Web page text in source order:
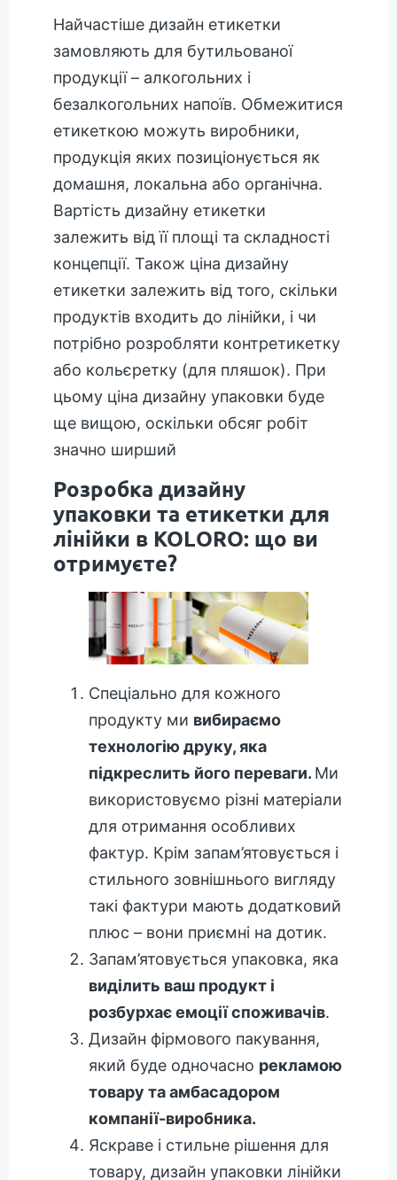
Найчастіше дизайн етикетки
замовляють для бутильованої
продукції – алкогольних і
безалкогольних напоїв. Обмежитися
етикеткою можуть виробники,
продукція яких позиціонується як
домашня, локальна або органічна.
Вартість дизайну етикетки
залежить від її площі та складності
концепції. Також ціна дизайну
етикетки залежить від того, скільки
продуктів входить до лінійки, і чи
потрібно розробляти контретикетку
або кольєретку (для пляшок). При
цьому ціна дизайну упаковки буде
ще вищою, оскільки обсяг робіт
значно ширший
Розробка дизайну
упаковки та етикетки для
лінійки в KOLORO: що ви
отримуєте?
Спеціально для кожного
продукту ми вибираємо
технологію друку, яка
підкреслить його переваги. Ми
використовуємо різні матеріали
для отримання особливих
фактур. Крім запам’ятовується і
стильного зовнішнього вигляду
такі фактури мають додатковий
плюс – вони приємні на дотик.
Запам’ятовується упаковка, яка
виділить ваш продукт і
розбурхає емоції споживачів.
Дизайн фірмового пакування,
який буде одночасно рекламою
товару та амбасадором
компанії-виробника.
Яскраве і стильне рішення для
товару, дизайн упаковки лінійки